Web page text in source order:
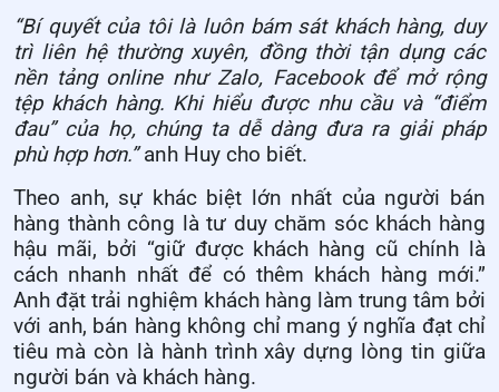
“Bí quyết của tôi là luôn bám sát khách hàng, duy
trì liên hệ thường xuyên, đồng thời tận dụng các
nền tảng online như Zalo, Facebook để mở rộng
tệp khách hàng. Khi hiểu được nhu cầu và “điểm
đau” của họ, chúng ta dễ dàng đưa ra giải pháp
phù hợp hơn.”anh Huy cho biết.
Theo anh, sự khác biệt lớn nhất của người bán
hàng thành công là tư duy chăm sóc khách hàng
hậu mãi, bởi “giữ được khách hàng cũ chính là
cách nhanh nhất để có thêm khách hàng mới.”
Anh đặt trải nghiệm khách hàng làm trung tâm bởi
với anh, bán hàng không chỉ mang ý nghĩa đạt chỉ
tiêu mà còn là hành trình xây dựng lòng tin giữa
người bán và khách hàng.